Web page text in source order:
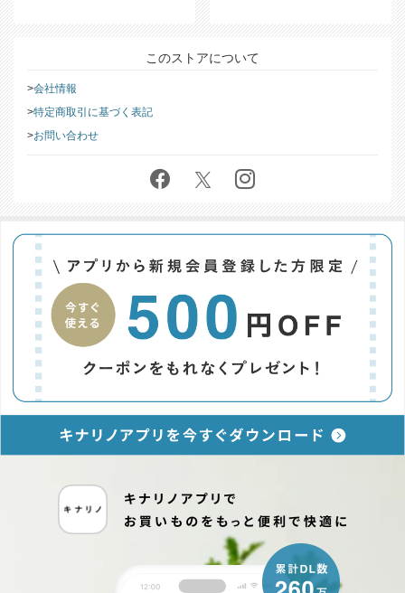
このストアについて
会社情報
特定商取引に基づく表記
お問い合わせ